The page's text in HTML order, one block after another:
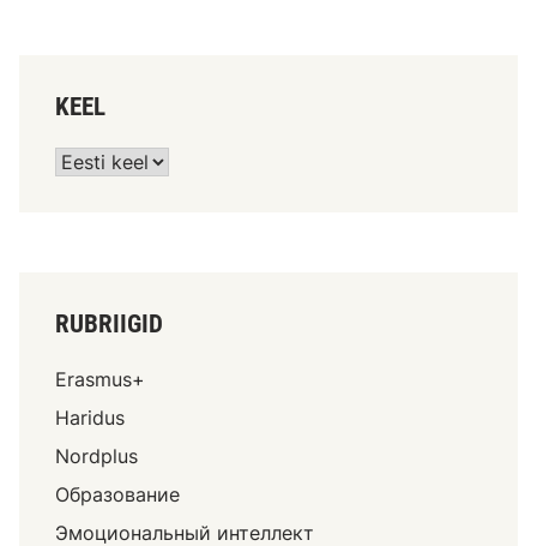
KEEL
RUBRIIGID
Erasmus+
Haridus
Nordplus
Образование
Эмоциональный интеллект